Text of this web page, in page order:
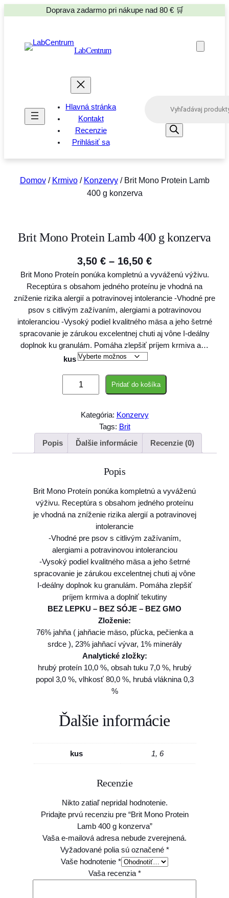
Doprava zadarmo pri nákupe nad 80 € 🛒
LabCentrum
Hlavná stránka
Kontakt
Recenzie
Prihlásiť sa
s
e
Domov/ Krmivo/ Konzervy/ Brit Mono Protein Lamb
400 g konzerva
Brit Mono Protein Lamb 400 g konzerva
3,50 € – 16,50 €P
r
c
e
r
n
g
3
,
0
€
t
h
r
o
u
h
6
0
€
Brit Mono Proteín ponúka kompletnú a vyváženú výživu.
Receptúra s obsahom jedného proteínu je vhodná na
zníženie rizika alergií a potravinovej intolerancie -Vhodné pre
psov s citlivým zažívaním, alergiami a potravinovou
intoleranciou -Vysoký podiel kvalitného mäsa a jeho šetrné
spracovanie je zárukou excelentnej chuti aj vône I-deálny
doplnok ku granulám. Pomáha zlepšiť príjem krmiva a…
kus
n
v
i
t
o
P
t
m
0
k
r
v
Pridať do košíka
Kategória: Konzervy
Tags: Brit
Popis
Ďalšie informácie Recenzie (0)
Popis
Brit Mono Proteín ponúka kompletnú a vyváženú
výživu. Receptúra s obsahom jedného proteínu
je vhodná na zníženie rizika alergií a potravinovej
intolerancie
-Vhodné pre psov s citlivým zažívaním,
alergiami a potravinovou intoleranciou
-Vysoký podiel kvalitného mäsa a jeho šetrné
spracovanie je zárukou excelentnej chuti aj vône
I-deálny doplnok ku granulám. Pomáha zlepšiť
príjem krmiva a doplniť tekutiny
BEZ LEPKU – BEZ SÓJE – BEZ GMO
Zloženie:
76% jahňa ( jahňacie mäso, pľúcka, pečienka a
srdce ), 23% jahňací vývar, 1% minerály
Analytické zložky:
hrubý proteín 10,0 %, obsah tuku 7,0 %, hrubý
popol 3,0 %, vlhkosť 80,0 %, hrubá vláknina 0,3
%
Ďalšie informácie
kus 1, 6
Recenzie
Nikto zatiaľ nepridal hodnotenie.
Pridajte prvú recenziu pre “Brit Mono Protein
Lamb 400 g konzerva”
Vaša e-mailová adresa nebude zverejnená.
Vyžadované polia sú označené *
Vaše hodnotenie *
Vaša recenzia*